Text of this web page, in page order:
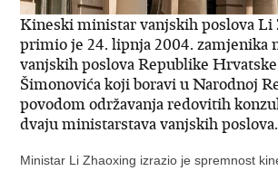
Kineski ministar vanjskih poslova Li
primio je 24. lipnja 2004. zamjenika
vanjskih poslova Republike
Šimonovića koji boravi u Narodnoj
povodom održavanja redovitih
dvaju ministarstava vanjskih poslova.
Ministar Li Zhaoxing izrazio je spremnost